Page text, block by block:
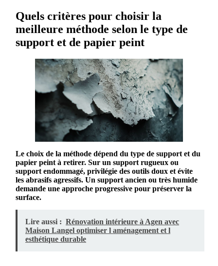
Quels critères pour choisir la
meilleure méthode selon le type de
support et de papier peint
Le choix de la méthode dépend du type de support et du
papier peint à retirer. Sur un support rugueux ou
support endommagé, privilégie des outils doux et évite
les abrasifs agressifs. Un support ancien ou très humide
demande une approche progressive pour préserver la
surface.
Lire aussi : Rénovation intérieure à Agen avec
Maison Langel optimiser l aménagement et l
esthétique durable